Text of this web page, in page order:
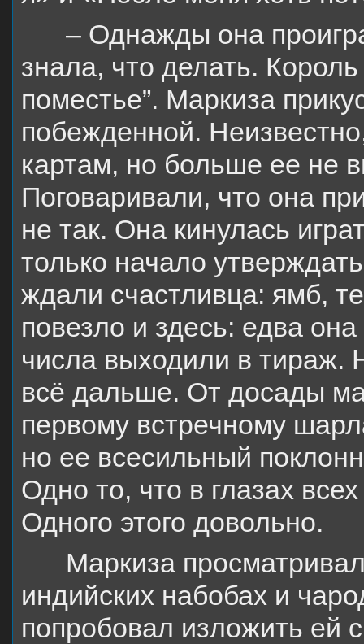
– Однажды она
знала, что делать.
поместье”. Маркиза
побежденной.
картам, но больше ее не
Поговаривали, что она
не так. Она кинулась
только начало
ждали счастливца: ямб,
повезло и здесь: едва
числа выходили в тираж.
всё дальше. От досады
первому встречному
но ее всесильный
Одно то, что в глазах всех
Одного этого довольно.
Маркиза
индийских набобах и
попробовал изложить ей